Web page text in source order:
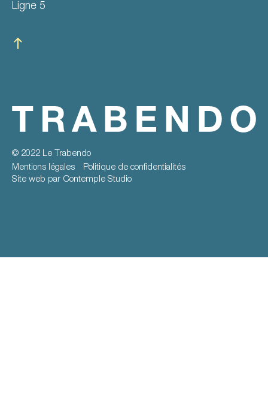
Ligne 5
© 2022 Le Trabendo
Mentions légales
Politique de confidentialités
Site web par Contemple Studio